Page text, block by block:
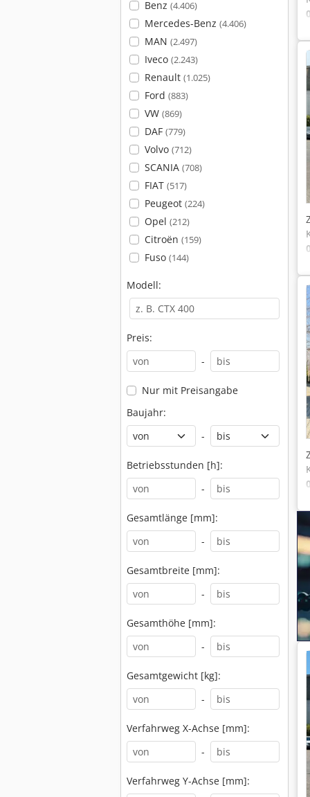
Benz (4.406)
Mercedes-Benz (4.406)
MAN (2.497)
Iveco (2.243)
Renault (1.025)
Ford (883)
VW (869)
DAF (779)
Volvo (712)
SCANIA (708)
FIAT (517)
Peugeot (224)
Opel (212)
Citroën (159)
Fuso (144)
Modell:
Preis:
-
Nur mit Preisangabe
Baujahr:
-
Betriebsstunden [h]:
-
Gesamtlänge [mm]:
-
Gesamtbreite [mm]:
-
Gesamthöhe [mm]:
-
Gesamtgewicht [kg]:
-
Verfahrweg X-Achse [mm]:
-
Verfahrweg Y-Achse [mm]: